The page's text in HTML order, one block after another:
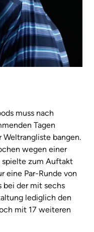
muss nach
Tagen
bangen.
wegen einer
spielte zum Auftakt
eine Par-Runde von
bei der mit sechs
lediglich den
mit 17 weiteren